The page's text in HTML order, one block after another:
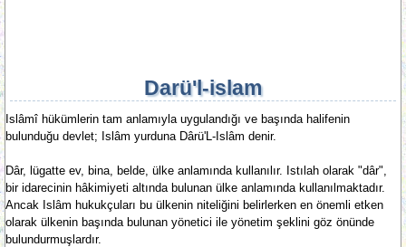
Darü'l-islam
Islâmî hükümlerin tam anlamıyla uygulandığı ve başında halifenin
bulunduğu devlet; Islâm yurduna Dârü'L-Islâm denir.
Dâr, lügatte ev, bina, belde, ülke anlamında kullanılır. Istılah olarak "dâr",
bir idarecinin hâkimiyeti altında bulunan ülke anlamında kullanılmaktadır.
Ancak Islâm hukukçuları bu ülkenin niteliğini belirlerken en önemli etken
olarak ülkenin başında bulunan yönetici ile yönetim şeklini göz önünde
bulundurmuşlardır.